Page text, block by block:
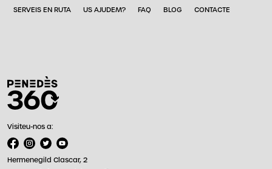
SERVEIS EN RUTA
US AJUDEM? FAQ BLOG CONTACTE
Visiteu-nos a:
Hermenegild Clascar, 2